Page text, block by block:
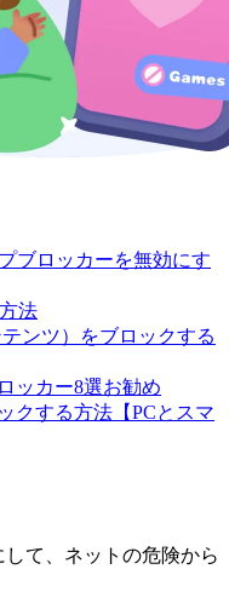
ブロッカーを無効にす
法
ンツ）をブロックする
ッカー8選お勧め
クする方法【PCとスマ
て、ネットの危険から